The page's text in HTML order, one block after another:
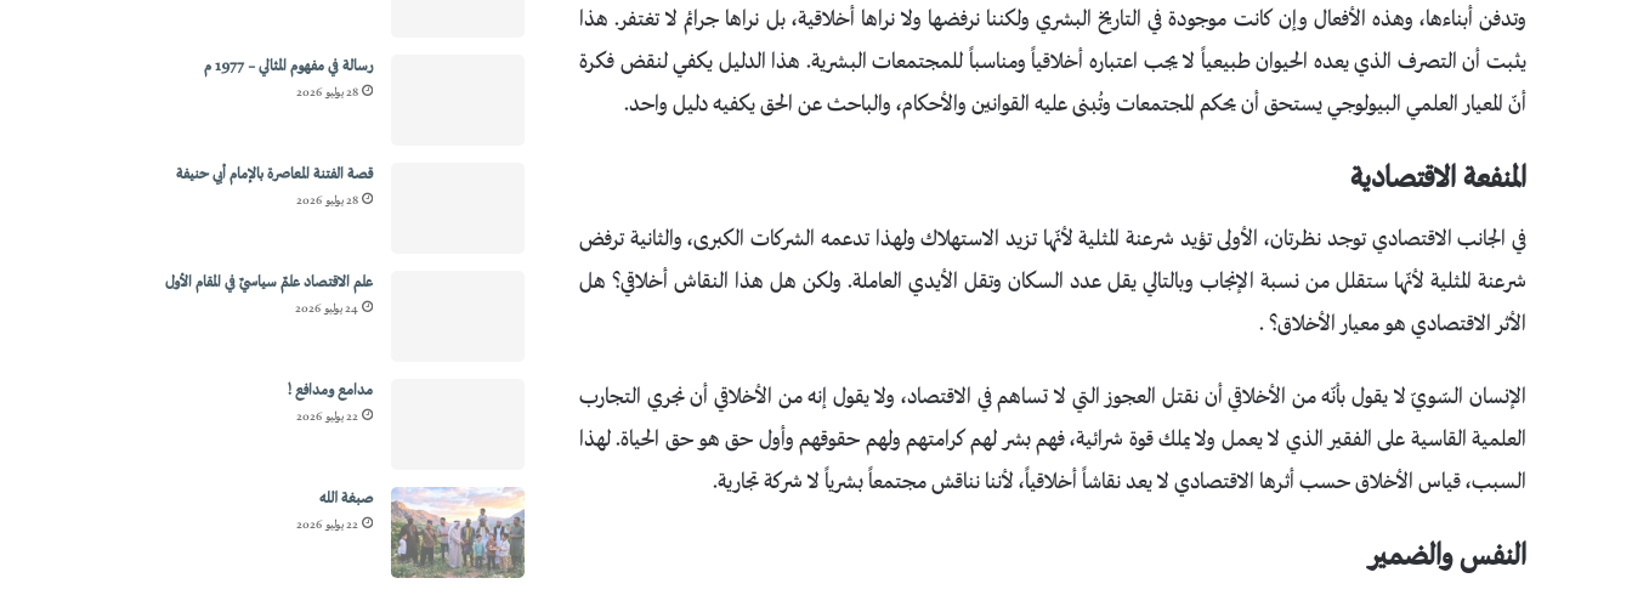
وتدفن أبناءها، وهذه الأفعال وإن كانت موجودة في التاريخ البشري ولكننا نرفضها ولا نراها أخلاقية، بل نراها جرائم لا تغتفر. هذا
يثبت أن التصرف الذي يعده الحيوان طبيعياً لا يجب اعتباره أخلاقياً ومناسباً للمجتمعات البشرية. هذا الدليل يكفي لنقض فكرة
أنّ المعيار العلمي البيولوجي يستحق أن يحكم المجتمعات وتُبنى عليه القوانين والأحكام، والباحث عن الحق يكفيه دليل واحد.
المنفعة الاقتصادية
في الجانب الاقتصادي توجد نظرتان، الأولى تؤيد شرعنة المثلية لأنّها تزيد الاستهلاك ولهذا تدعمه الشركات الكبرى، والثانية ترفض
شرعنة المثلية لأنّها ستقلل من نسبة الإنجاب وبالتالي يقل عدد السكان وتقل الأيدي العاملة. ولكن هل هذا النقاش أخلاقي؟ هل
الأثر الاقتصادي هو معيار الأخلاق؟ .
الإنسان السّويّ لا يقول بأنّه من الأخلاقي أن نقتل العجوز التي لا تساهم في الاقتصاد، ولا يقول إنه من الأخلاقي أن نجري التجارب
العلمية القاسية على الفقير الذي لا يعمل ولا يملك قوة شرائية، فهم بشر لهم كرامتهم ولهم حقوقهم وأول حق هو حق الحياة. لهذا
السبب، قياس الأخلاق حسب أثرها الاقتصادي لا يعد نقاشاً أخلاقياً، لأننا نناقش مجتمعاً بشرياً لا شركة تجارية.
النفس والضمير
رسالة في مفهوم المثالي – 1977 م
28 يوليو 2026
قصة الفتنة المعاصرة بالإمام أبي حنيفة
28 يوليو 2026
علم الاقتصاد علمٌ سياسيٌ في المقام الأول
24 يوليو 2026
مدامع ومدافع !
22 يوليو 2026
صبغة الله
22 يوليو 2026